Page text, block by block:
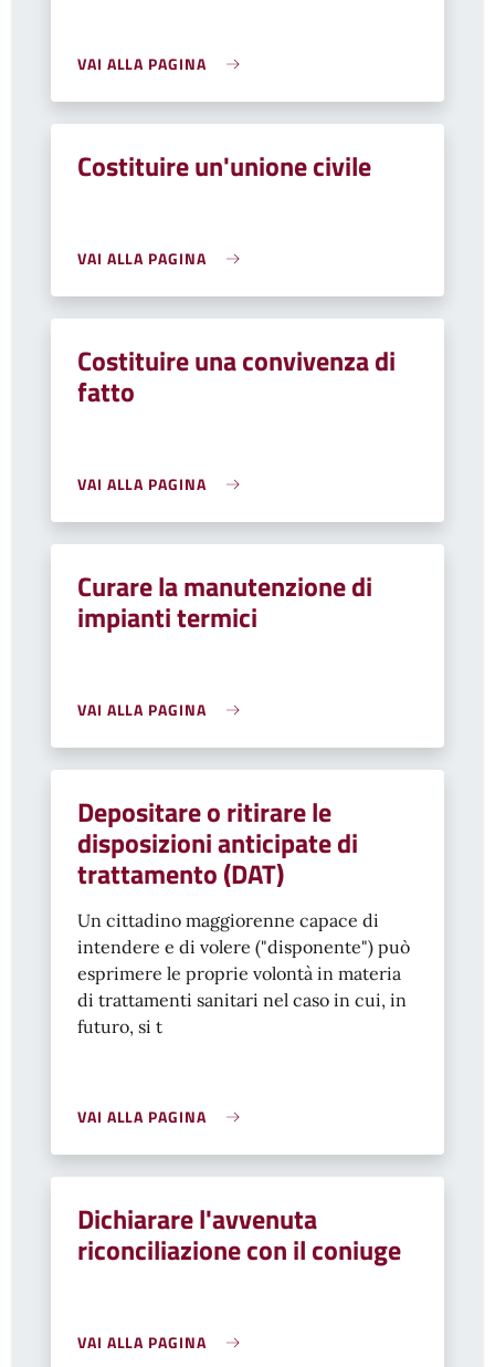
VAI ALLA PAGINA
Costituire un'unione civile
VAI ALLA PAGINA
Costituire una convivenza di
fatto
VAI ALLA PAGINA
Curare la manutenzione di
impianti termici
VAI ALLA PAGINA
Depositare o ritirare le
disposizioni anticipate di
trattamento (DAT)
Un cittadino maggiorenne capace di
intendere e di volere ("disponente") può
esprimere le proprie volontà in materia
di trattamenti sanitari nel caso in cui, in
futuro, si t
VAI ALLA PAGINA
Dichiarare l'avvenuta
riconciliazione con il coniuge
VAI ALLA PAGINA